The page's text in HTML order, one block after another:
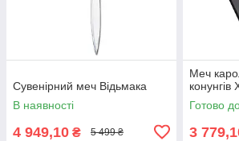
Сувенірний меч Відьмака
В наявності
4 949,10 ₴ 5 499 ₴
Меч
Готово
3